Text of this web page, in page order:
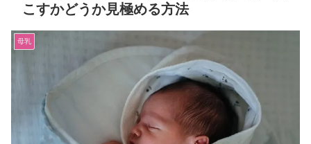
こすかどうか見極める方法
母乳